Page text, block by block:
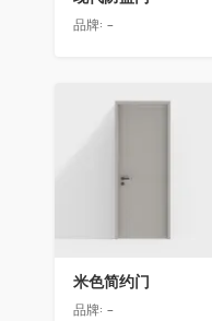
品牌: -
收藏
米色简约门
品牌: -